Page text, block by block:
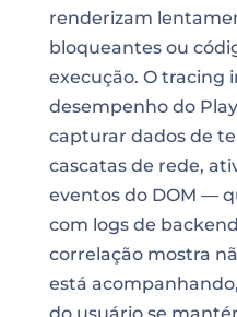
renderizam
bloqueantes ou
execução. O tracing
desempenho do
capturar dados de
cascatas de rede,
eventos do DOM —
com logs de
correlação mostra
está